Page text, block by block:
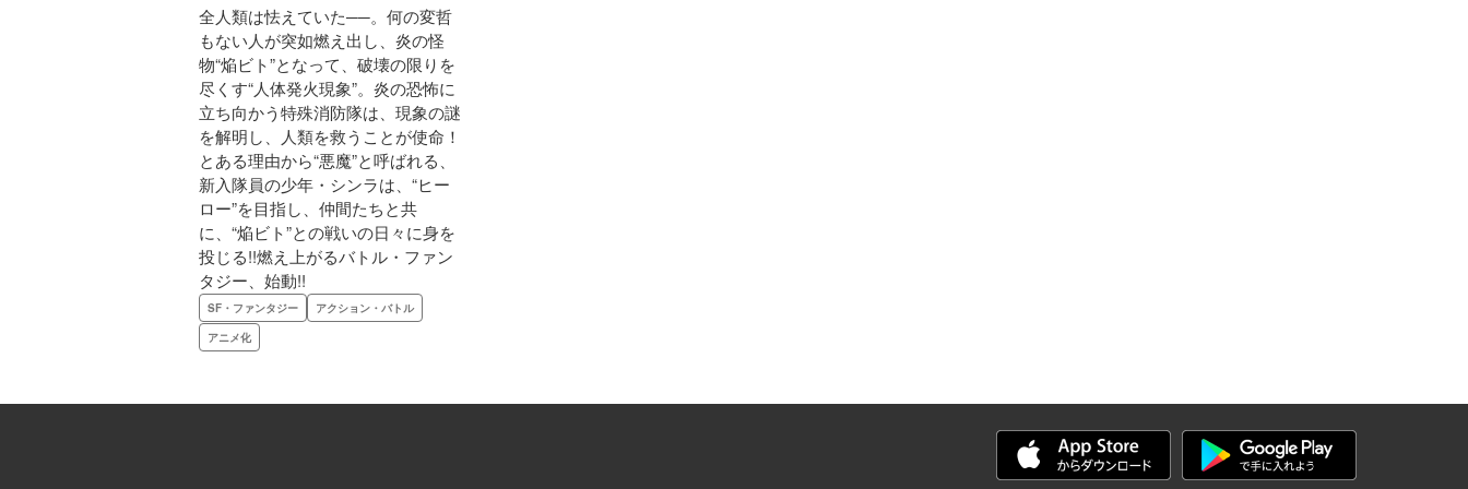
全人類は怯えていた──。何の変哲
もない人が突如燃え出し、炎の怪
物“焔ビト”となって、破壊の限りを
尽くす“人体発火現象”。炎の恐怖に
立ち向かう特殊消防隊は、現象の謎
を解明し、人類を救うことが使命！
とある理由から“悪魔”と呼ばれる、
新入隊員の少年・シンラは、“ヒー
ロー”を目指し、仲間たちと共
に、“焔ビト”との戦いの日々に身を
投じる!!燃え上がるバトル・ファン
タジー、始動!!
SF・ファンタジー
アクション・バトル
アニメ化